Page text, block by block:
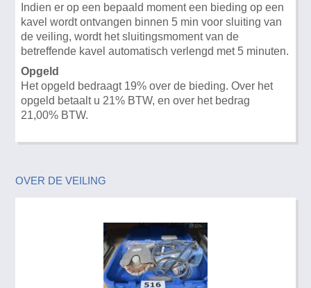
Indien er op een bepaald moment een bieding op een
kavel wordt ontvangen binnen 5 min voor sluiting van
de veiling, wordt het sluitingsmoment van de
betreffende kavel automatisch verlengd met 5 minuten.
Opgeld
Het opgeld bedraagt 19% over de bieding. Over het
opgeld betaalt u 21% BTW, en over het bedrag
21,00% BTW.
OVER DE VEILING